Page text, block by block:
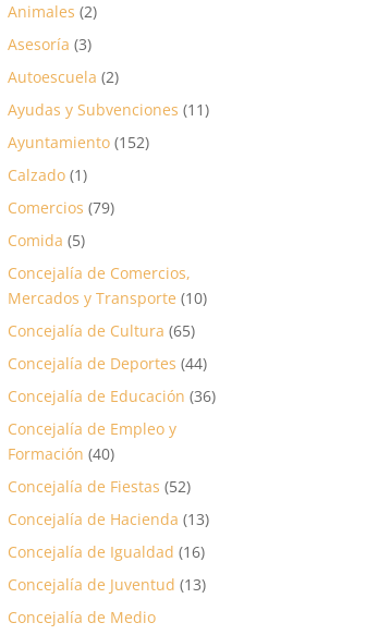
Animales (2)
Asesoría (3)
Autoescuela (2)
Ayudas y Subvenciones (11)
Ayuntamiento (152)
Calzado (1)
Comercios (79)
Comida (5)
Concejalía de Comercios,
Mercados y Transporte (10)
Concejalía de Cultura (65)
Concejalía de Deportes (44)
Concejalía de Educación (36)
Concejalía de Empleo y
Formación (40)
Concejalía de Fiestas (52)
Concejalía de Hacienda (13)
Concejalía de Igualdad (16)
Concejalía de Juventud (13)
Concejalía de Medio